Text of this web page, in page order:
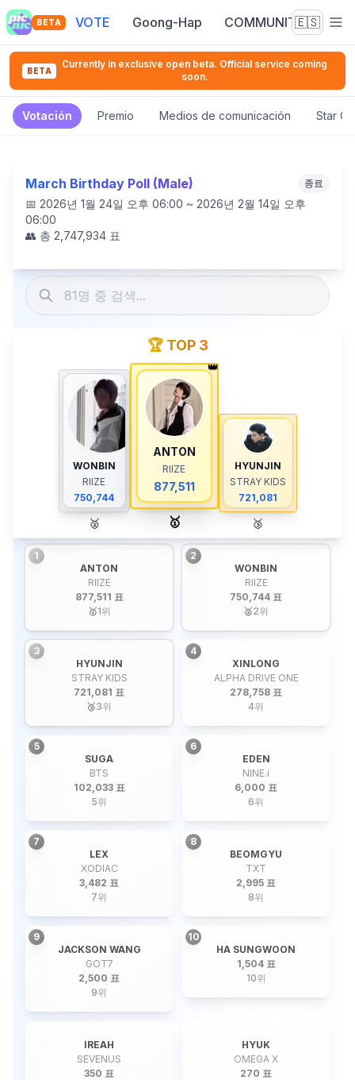
BETA VOTE Goong-Hap COMMUNITY🇪🇸
BETA
Currently in exclusive open beta. Official service coming
soon.
Votación Premio Medios de comunicación Star
March Birthday Poll (Male) 종료
📅 2026년 1월 24일 오후 06:00 ~ 2026년 2월 14일 오후
06:00
👥 총 2,747,934 표
🏆 TOP 3
WONBIN
RIIZE
750,744
🥈
👑
ANTON
RIIZE
877,511
🥇
HYUNJIN
STRAY KIDS
721,081
🥉
1
ANTON
RIIZE
877,511 표
🥇1위
2
WONBIN
RIIZE
750,744 표
🥈2위
3
HYUNJIN
STRAY KIDS
721,081 표
🥉3위
4
XINLONG
ALPHA DRIVE ONE
278,758 표
4위
5
SUGA
BTS
102,033 표
5위
6
EDEN
NINE.i
6,000 표
6위
7
LEX
XODIAC
3,482 표
7위
8
BEOMGYU
TXT
2,995 표
8위
9
JACKSON WANG
GOT7
2,500 표
9위
10
HA SUNGWOON
1,504 표
10위
IREAH
SEVENUS
350 표
HYUK
OMEGA X
270 표